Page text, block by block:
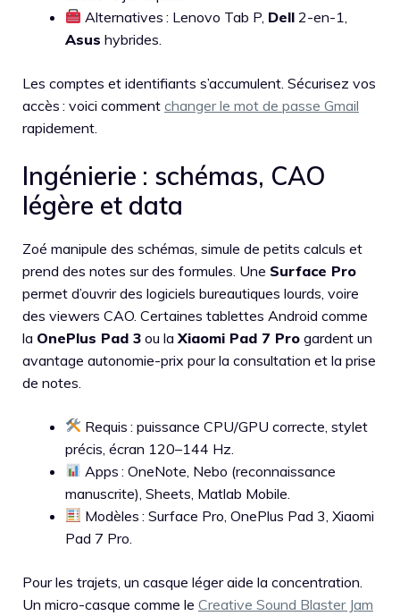
Alternatives : Lenovo Tab P, Dell 2-en-1,
Asus hybrides.
Les comptes et identifiants s’accumulent. Sécurisez vos
accès : voici comment changer le mot de passe Gmail
rapidement.
Ingénierie : schémas, CAO
légère et data
Zoé manipule des schémas, simule de petits calculs et
prend des notes sur des formules. Une Surface Pro
permet d’ouvrir des logiciels bureautiques lourds, voire
des viewers CAO. Certaines tablettes Android comme
la OnePlus Pad 3 ou la Xiaomi Pad 7 Pro gardent un
avantage autonomie-prix pour la consultation et la prise
de notes.
Requis : puissance CPU/GPU correcte, stylet
précis, écran 120–144 Hz.
Apps : OneNote, Nebo (reconnaissance
manuscrite), Sheets, Matlab Mobile.
Modèles : Surface Pro, OnePlus Pad 3, Xiaomi
Pad 7 Pro.
Pour les trajets, un casque léger aide la concentration.
Un micro-casque comme le Creative Sound Blaster Jam